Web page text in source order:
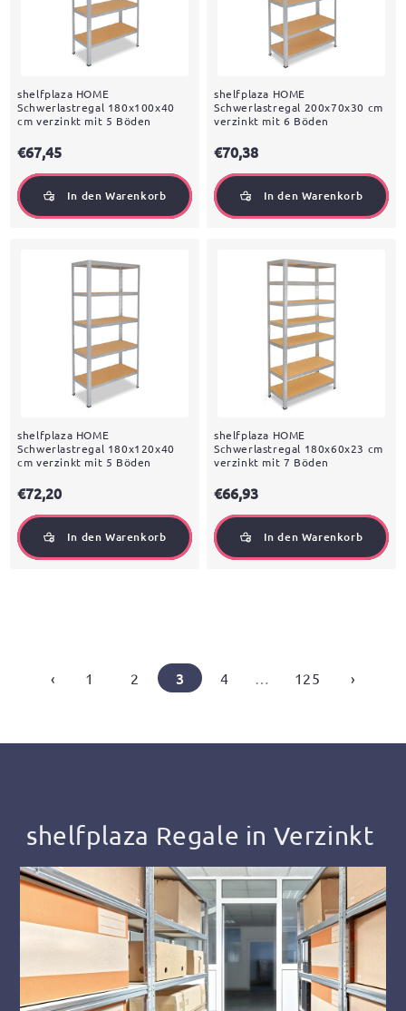
shelfplaza HOME
Schwerlastregal 180x100x40
cm verzinkt mit 5 Böden
€67,45
In den Warenkorb
shelfplaza HOME
Schwerlastregal 200x70x30 cm
verzinkt mit 6 Böden
€70,38
In den Warenkorb
shelfplaza HOME
Schwerlastregal 180x120x40
cm verzinkt mit 5 Böden
€72,20
In den Warenkorb
shelfplaza HOME
Schwerlastregal 180x60x23 cm
verzinkt mit 7 Böden
€66,93
In den Warenkorb
‹ 1 2 3 4 125 ›
shelfplaza Regale in Verzinkt